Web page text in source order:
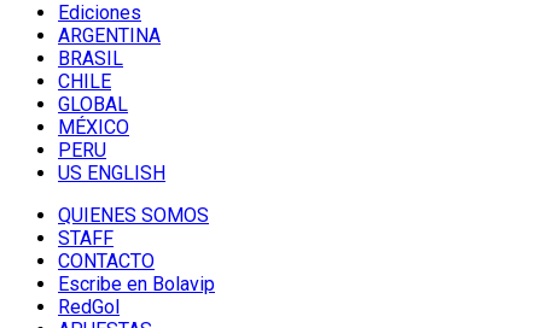
Ediciones
ARGENTINA
BRASIL
CHILE
GLOBAL
MÉXICO
PERU
US ENGLISH
QUIENES SOMOS
STAFF
CONTACTO
Escribe en Bolavip
RedGol